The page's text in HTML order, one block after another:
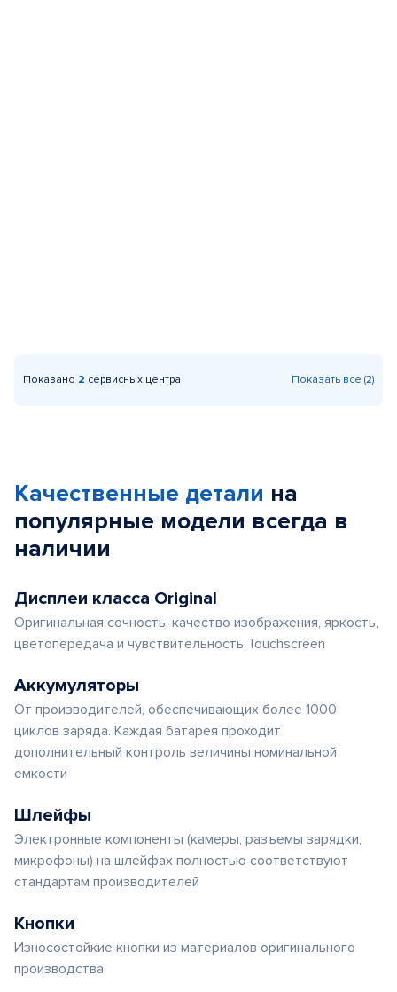
Показано 2 сервисных центра Показать все (2)
Качественные детали на
популярные модели всегда в
наличии
Дисплеи класса Original
Оригинальная сочность, качество изображения, яркость,
цветопередача и чувствительность Touchscreen
Аккумуляторы
От производителей, обеспечивающих более 1000
циклов заряда. Каждая батарея проходит
дополнительный контроль величины номинальной
емкости
Шлейфы
Электронные компоненты (камеры, разъемы зарядки,
микрофоны) на шлейфах полностью соответствуют
стандартам производителей
Кнопки
Износостойкие кнопки из материалов оригинального
производства